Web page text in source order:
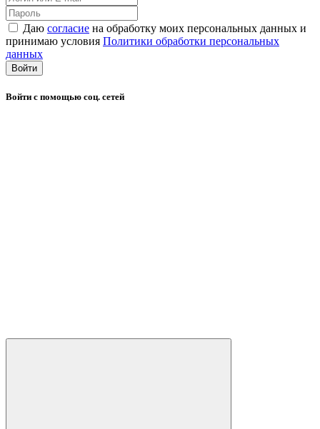
Даю согласие на обработку моих персональных данных и
принимаю условия Политики обработки персональных
данных
Войти
Войти с помощью соц. сетей